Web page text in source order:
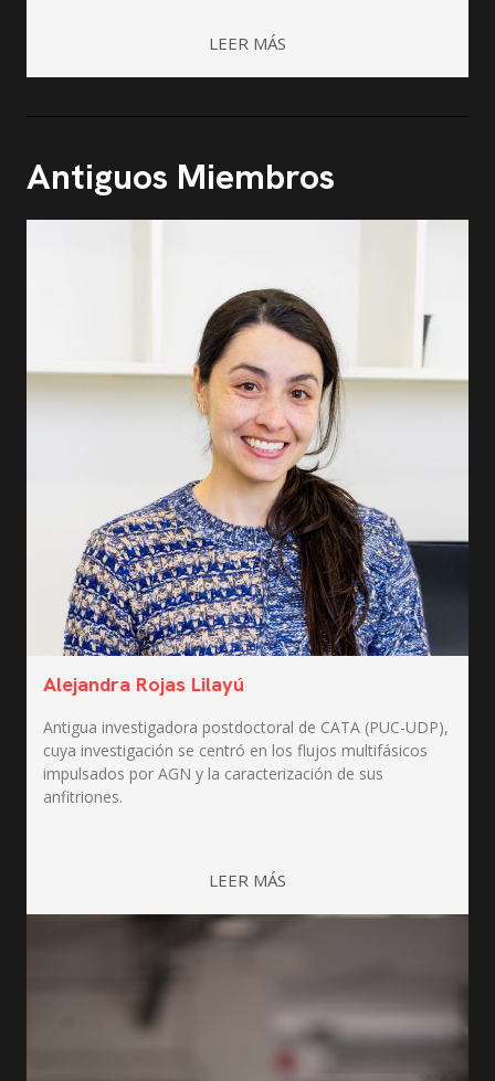
LEER MÁS
Antiguos Miembros
Alejandra Rojas Lilayú
Antigua investigadora postdoctoral de CATA (PUC-UDP),
cuya investigación se centró en los flujos multifásicos
impulsados por AGN y la caracterización de sus
anfitriones.
LEER MÁS